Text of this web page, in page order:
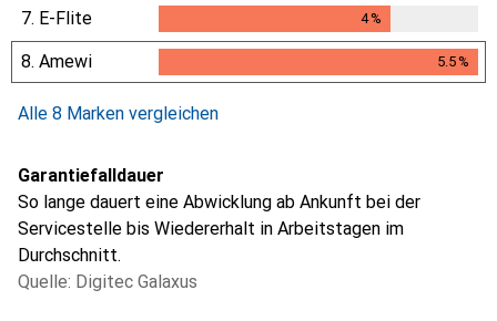
7. E-Flite 4%
8. Amewi 5.5%
5.5%
Alle 8 Marken vergleichen
Garantiefalldauer
So lange dauert eine Abwicklung ab Ankunft bei der
Servicestelle bis Wiedererhalt in Arbeitstagen im
Durchschnitt.
Quelle: Digitec Galaxus